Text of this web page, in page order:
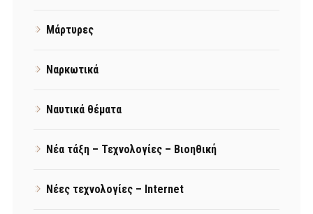
Μάρτυρες
Ναρκωτικά
Ναυτικά θέματα
Νέα τάξη – Τεχνολογίες – Βιοηθική
Νέες τεχνολογίες – Internet